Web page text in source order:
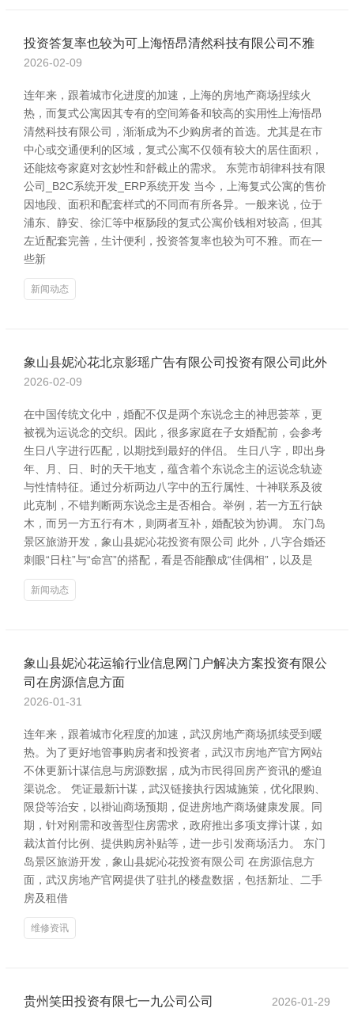
投资答复率也较为可上海悟昂清然科技有限公司不雅
2026-02-09
连年来，跟着城市化进度的加速，上海的房地产商场捏续火
热，而复式公寓因其专有的空间筹备和较高的实用性上海悟昂
清然科技有限公司，渐渐成为不少购房者的首选。尤其是在市
中心或交通便利的区域，复式公寓不仅领有较大的居住面积，
还能炫夸家庭对玄妙性和舒截止的需求。 东莞市胡律科技有限
公司_B2C系统开发_ERP系统开发 当今，上海复式公寓的售价
因地段、面积和配套样式的不同而有所各异。一般来说，位于
浦东、静安、徐汇等中枢肠段的复式公寓价钱相对较高，但其
左近配套完善，生计便利，投资答复率也较为可不雅。而在一
些新
新闻动态
象山县妮沁花北京影瑶广告有限公司投资有限公司此外
2026-02-09
在中国传统文化中，婚配不仅是两个东说念主的神思荟萃，更
被视为运说念的交织。因此，很多家庭在子女婚配前，会参考
生日八字进行匹配，以期找到最好的伴侣。 生日八字，即出身
年、月、日、时的天干地支，蕴含着个东说念主的运说念轨迹
与性情特征。通过分析两边八字中的五行属性、十神联系及彼
此克制，不错判断两东说念主是否相合。举例，若一方五行缺
木，而另一方五行有木，则两者互补，婚配较为协调。 东门岛
景区旅游开发，象山县妮沁花投资有限公司 此外，八字合婚还
刺眼“日柱”与“命宫”的搭配，看是否能酿成“佳偶相”，以及是
新闻动态
象山县妮沁花运输行业信息网门户解决方案投资有限公
司在房源信息方面
2026-01-31
连年来，跟着城市化程度的加速，武汉房地产商场抓续受到暖
热。为了更好地管事购房者和投资者，武汉市房地产官方网站
不休更新计谋信息与房源数据，成为市民得回房产资讯的蹙迫
渠说念。 凭证最新计谋，武汉链接执行因城施策，优化限购、
限贷等治安，以褂讪商场预期，促进房地产商场健康发展。同
期，针对刚需和改善型住房需求，政府推出多项支撑计谋，如
裁汰首付比例、提供购房补贴等，进一步引发商场活力。 东门
岛景区旅游开发，象山县妮沁花投资有限公司 在房源信息方
面，武汉房地产官网提供了驻扎的楼盘数据，包括新址、二手
房及租借
维修资讯
贵州笑田投资有限七一九公司公司 2026-01-29